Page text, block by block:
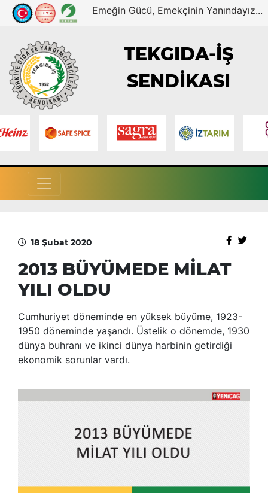
Emeğin Gücü, Emekçinin Yanındayız...
TEKGIDA-İŞ
SENDİKASI
18 Şubat 2020
2013 BÜYÜMEDE MİLAT
YILI OLDU
Cumhuriyet döneminde en yüksek büyüme, 1923-
1950 döneminde yaşandı. Üstelik o dönemde, 1930
dünya buhranı ve ikinci dünya harbinin getirdiği
ekonomik sorunlar vardı.